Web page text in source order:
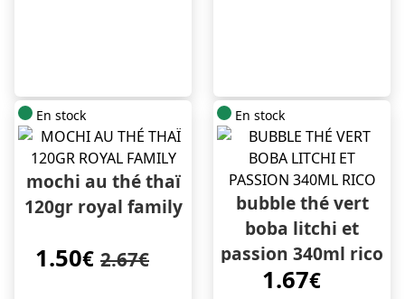
En stock
mochi au thé thaï
120gr royal family
1.50€ 2.67€
En stock
bubble thé vert
boba litchi et
passion 340ml rico
1.67€